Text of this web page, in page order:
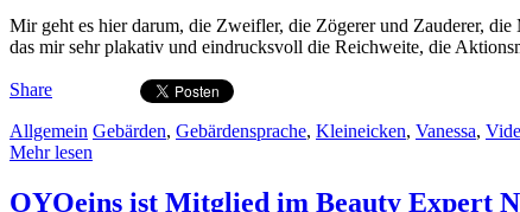
Mir geht es hier darum, die Zweifler, die Zögerer und Zauderer,
das mir sehr plakativ und eindrucksvoll die Reichweite, die
Share
Allgemein Gebärden, Gebärdensprache, Kleineicken, Vanessa,
Mehr lesen
OYOeins ist Mitglied im Beauty Expert